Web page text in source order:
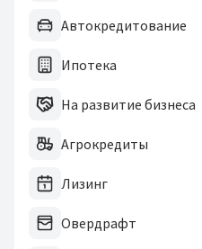
Автокредитование
Ипотека
На развитие бизнеса
Агрокредиты
Лизинг
Овердрафт